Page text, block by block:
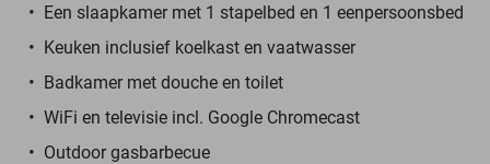
Een slaapkamer met 1 stapelbed en 1 eenpersoonsbed
Keuken inclusief koelkast en vaatwasser
Badkamer met douche en toilet
WiFi en televisie incl. Google Chromecast
Outdoor gasbarbecue